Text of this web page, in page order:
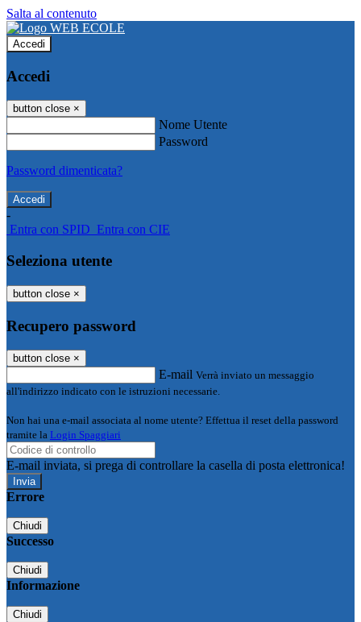
Salta al contenuto
Accedi
Accedi
button close ×
Nome Utente
Password
Password dimenticata?
-
Entra con SPID Entra con CIE
Seleziona utente
button close ×
Recupero password
button close ×
E-mail Verrà inviato un messaggio
all'indirizzo indicato con le istruzioni necessarie.
Non hai una e-mail associata al nome utente? Effettua il reset della password
tramite la Login Spaggiari
E-mail inviata, si prega di controllare la casella di posta elettronica!
Errore
Chiudi
Successo
Chiudi
Informazione
Chiudi